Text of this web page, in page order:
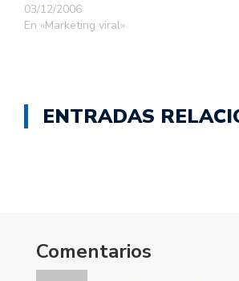
03/12/2006
En «Marketing viral»
ENTRADAS
Comentarios